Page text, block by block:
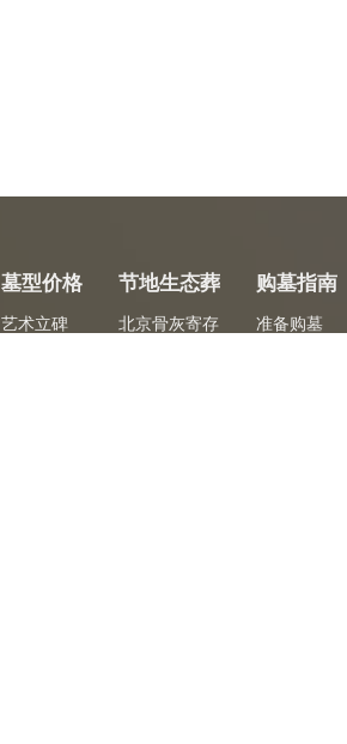
墓型价格
艺术立碑
节地生态葬
北京骨灰寄存
购墓指南
准备购墓